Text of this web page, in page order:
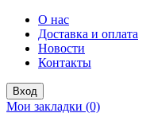
О нас
Доставка и оплата
Новости
Контакты
Вход
Мои закладки (0)